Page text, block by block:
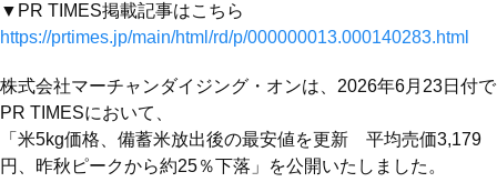
▼PR TIMES掲載記事はこちら
https://prtimes.jp/main/html/rd/p/000000013.000140283.html
株式会社マーチャンダイジング・オンは、2026年6月23日付で
PR TIMESにおいて、
「米5kg価格、備蓄米放出後の最安値を更新 平均売価3,179
円、昨秋ピークから約25％下落」を公開いたしました。